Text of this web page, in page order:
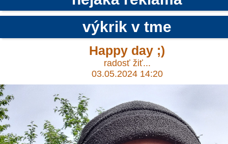
výkrik v tme
Happy day ;)
radosť žiť...
03.05.2024 14:20